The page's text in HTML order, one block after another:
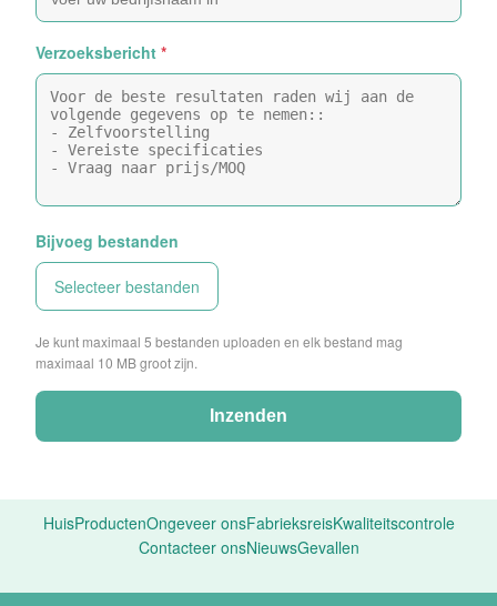
Verzoeksbericht *
Bijvoeg bestanden
Selecteer bestanden
Je kunt maximaal 5 bestanden uploaden en elk bestand mag
maximaal 10 MB groot zijn.
Inzenden
HuisProductenOngeveer onsFabrieksreisKwaliteitscontrole
Contacteer onsNieuwsGevallen